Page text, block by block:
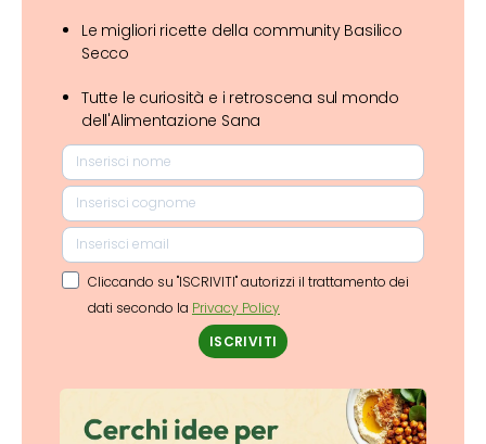
Le migliori ricette della community Basilico
Secco
Tutte le curiosità e i retroscena sul mondo
dell'Alimentazione Sana
Cliccando su "ISCRIVITI" autorizzi il trattamento dei
dati secondo la Privacy Policy
ISCRIVITI